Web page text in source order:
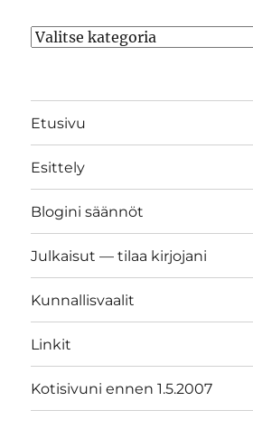
Kategoriat
Etusivu
Esittely
Blogini säännöt
Julkaisut — tilaa kirjojani
Kunnallisvaalit
Linkit
Kotisivuni ennen 1.5.2007